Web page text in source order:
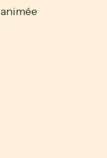
animée